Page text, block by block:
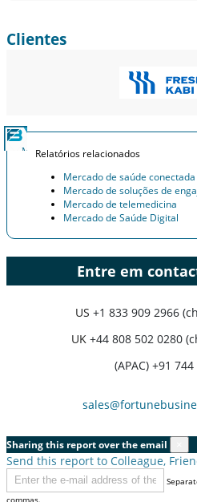
Clientes
Relatórios relacionados
Mercado de saúde conectada
Mercado de soluções de
Mercado de telemedicina
Mercado de Saúde Digital
Entre em
US +1 833 909 2966
UK +44 808 502 0280
(APAC) +91
Sharing this report over the email
Send this report to Colleague,
commas.